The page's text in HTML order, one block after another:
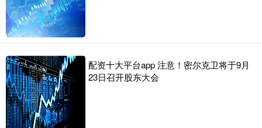
配资十大平台app 注意！密尔克卫将于9月
23日召开股东大会